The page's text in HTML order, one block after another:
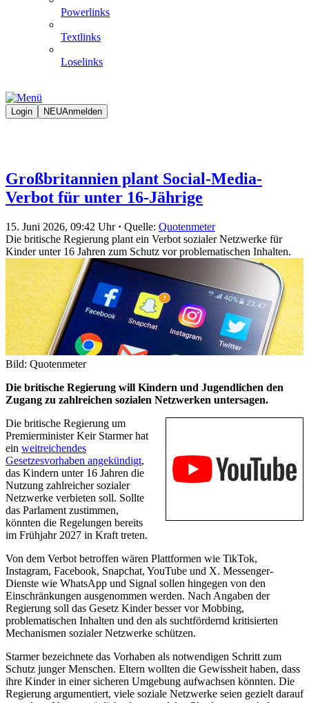
Powerlinks
Textlinks
Loselinks
Login NEUAnmelden
Großbritannien plant Social-Media-
Verbot für unter 16-Jährige
15. Juni 2026, 09:42 Uhr · Quelle: Quotenmeter
Die britische Regierung plant ein Verbot sozialer Netzwerke für
Kinder unter 16 Jahren zum Schutz vor problematischen Inhalten.
Bild: Quotenmeter
Die britische Regierung will Kindern und Jugendlichen den
Zugang zu zahlreichen sozialen Netzwerken untersagen.
Die britische Regierung um
Premierminister Keir Starmer hat
ein weitreichendes
Gesetzesvorhaben angekündigt,
das Kindern unter 16 Jahren die
Nutzung zahlreicher sozialer
Netzwerke verbieten soll. Sollte
das Parlament zustimmen,
könnten die Regelungen bereits
im Frühjahr 2027 in Kraft treten.
Von dem Verbot betroffen wären Plattformen wie TikTok,
Instagram, Facebook, Snapchat, YouTube und X. Messenger-
Dienste wie WhatsApp und Signal sollen hingegen von den
Einschränkungen ausgenommen werden. Nach Angaben der
Regierung soll das Gesetz Kinder besser vor Mobbing,
problematischen Inhalten und den als suchtfördernd kritisierten
Mechanismen sozialer Netzwerke schützen.
Starmer bezeichnete das Vorhaben als notwendigen Schritt zum
Schutz junger Menschen. Eltern wollten die Gewissheit haben, dass
ihre Kinder in einer sicheren Umgebung aufwachsen könnten. Die
Regierung argumentiert, viele soziale Netzwerke seien gezielt darauf